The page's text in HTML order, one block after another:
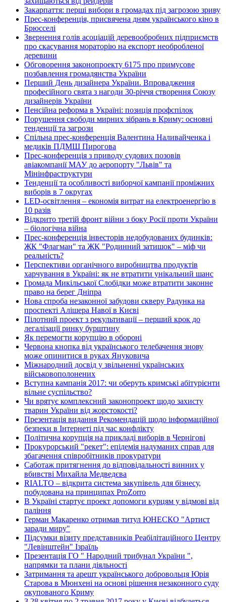
Закарпаття: перші вибори в громадах під загрозою зриву
Прес-конференція, присвячена дням українського кіно в
Брюсселі
Звернення голів асоціацій деревообробних підприємств
про скасування мораторію на експорт необробленої
деревини
Обговорення законопроекту 6175 про примусове
позбавлення громадянства України
Перший День дизайнера України. Впровадження
професійного свята з нагоди 30-річчя створення Союзу
дизайнерів України
Пенсійна реформа в Україні: позиція профспілок
Порушення свободи мирних зібрань в Криму: основні
тенденції та загрози
Спільна прес-конференція Валентина Наливайченка і
медиків ПДМШ Пирогова
Прес-конференція з приводу судових позовів
авіакомпанії МАУ до аеропорту "Львів" та
Мінінфраструктури
Тенденції та особливості виборчої кампанії проміжних
виборів в 7 округах
LED-освітлення – економія витрат на електроенергію в
10 разів
Відкрито третій фронт війни з боку Росії проти України
– біологічна війна
Прес-конференція інвесторів недобудованих будинків:
ЖК "Флагман" та ЖК "Родинний затишок" – міф чи
реальність?
Перспективи органічного виробництва продуктів
харчування в Україні: як не втратити унікальний шанс
Громада Микільської Слобідки може втратити законне
право на берег Дніпра
Нова спроба незаконної забудови скверу Радунка на
проспекті Алішера Навої в Києві
Пілотний проект з рекультивації – перший крок до
легалізації ринку бурштину
Як перемогти корупцію в обороні
Червона кнопка від українського телебачення знову
може опинитися в руках Януковича
Міжнародний досвід у звільненні українських
військовополонених
Вступна кампанія 2017: чи оберуть кримські абітурієнти
вільне суспільство?
Чи врятує комплексний законопроект щодо захисту
тварин України від жорстокості?
Презентація видання Рекомендацій щодо інформаційної
безпеки в Інтернеті під час конфлікту
Політична корупція на прикладі виборів в Чернігові
Прокурорський "рекет": епідемія надуманих справ для
збагачення співробітників прокуратури
Саботаж притягнення до відповідальності винних у
вбивстві Михайла Медведєва
RIALTO – відкрита система закупівель для бізнесу,
побудована на принципах ProZorro
В Україні стартує проект допомоги курцям у відмові від
паління
Герман Макаренко отримав титул ЮНЕСКО "Артист
заради миру"
Підсумки візиту представників Реабілітаційного Центру
"Левінштейн" Ізраїль
Презентація ГО " Народний трибунал України ",
напрямки та плани діяльності
Затримання та арешт українського добровольця Юрія
Старова в Мюнхені на основі рішення незаконного суду
окупованого Криму